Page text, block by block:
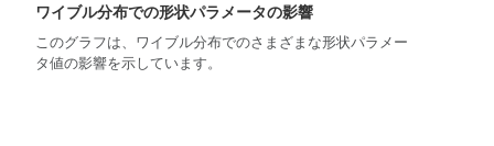
ワイブル分布での形状パラメータの影響
このグラフは、ワイブル分布でのさまざまな形状パラメー
タ値の影響を示しています。